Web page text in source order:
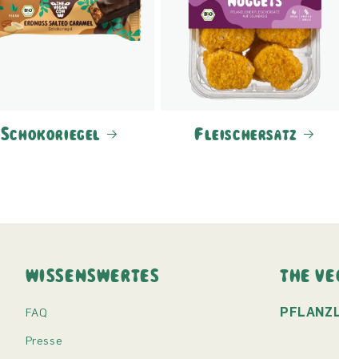
Schokoriegel Fleischersatz
WISSENSWERTES
FAQ
Presse
THE